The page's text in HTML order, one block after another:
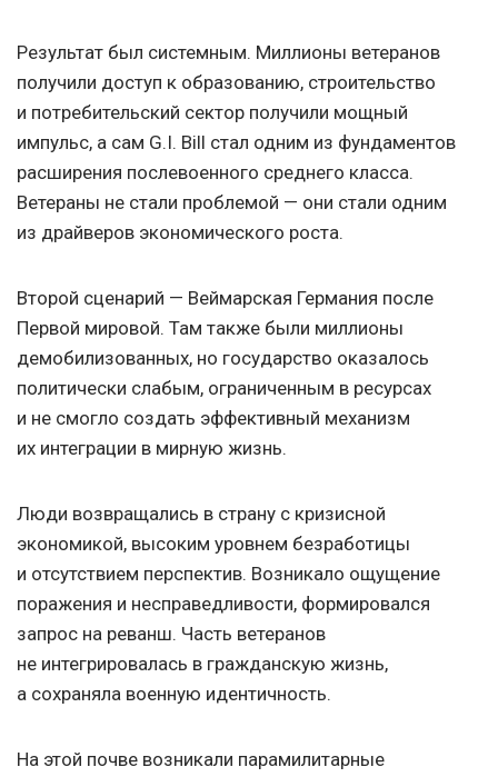
Результат был системным. Миллионы ветеранов
получили доступ к образованию, строительство
и потребительский сектор получили мощный
импульс, а сам G.I. Bill стал одним из фундаментов
расширения послевоенного среднего класса.
Ветераны не стали проблемой — они стали одним
из драйверов экономического роста.
Второй сценарий — Веймарская Германия после
Первой мировой. Там также были миллионы
демобилизованных, но государство оказалось
политически слабым, ограниченным в ресурсах
и не смогло создать эффективный механизм
их интеграции в мирную жизнь.
Люди возвращались в страну с кризисной
экономикой, высоким уровнем безработицы
и отсутствием перспектив. Возникало ощущение
поражения и несправедливости, формировался
запрос на реванш. Часть ветеранов
не интегрировалась в гражданскую жизнь,
а сохраняла военную идентичность.
На этой почве возникали парамилитарные